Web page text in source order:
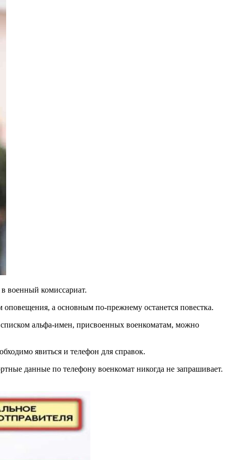
военный комиссариат.
а основным по-прежнему останется повестка.
списком альфа-имен, присвоенных военкоматам, можно
явиться и телефон для справок.
данные по телефону военкомат никогда не запрашивает.